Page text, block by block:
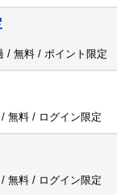
/ 無料 / ポイント限定
/ 無料 / ログイン限定
/ 無料 / ログイン限定